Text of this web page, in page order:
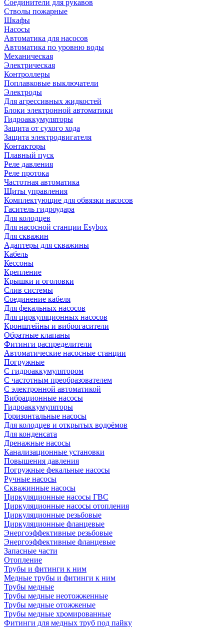
Соединители для рукавов
Стволы пожарные
Шкафы
Насосы
Автоматика для насосов
Автоматика по уровню воды
Механическая
Электрическая
Контроллеры
Поплавковые выключатели
Электроды
Для агрессивных жидкостей
Блоки электронной автоматики
Гидроаккумуляторы
Защита от сухого хода
Защита электродвигателя
Контакторы
Плавный пуск
Реле давления
Реле протока
Частотная автоматика
Щиты управления
Комплектующие для обвязки насосов
Гаситель гидроудара
Для колодцев
Для насосной станции Esybox
Для скважин
Адаптеры для скважины
Кабель
Кессоны
Крепление
Крышки и оголовки
Слив системы
Соединение кабеля
Для фекальных насосов
Для циркуляционных насосов
Кронштейны и виброгасители
Обратные клапаны
Фитинги распределители
Автоматические насосные станции
Погружные
С гидроаккумулятором
С частотным преобразователем
С электронной автоматикой
Вибрационные насосы
Гидроаккумуляторы
Горизонтальные насосы
Для колодцев и открытых водоёмов
Для конденсата
Дренажные насосы
Канализационные установки
Повышения давления
Погружные фекальные насосы
Ручные насосы
Скважинные насосы
Циркуляционные насосы ГВС
Циркуляционные насосы отопления
Циркуляционные резьбовые
Циркуляционные фланцевые
Энергоэффективные резьбовые
Энергоэффективные фланцевые
Запасные части
Отопление
Трубы и фитинги к ним
Медные трубы и фитинги к ним
Трубы медные
Трубы медные неотожженные
Трубы медные отожженые
Трубы медные хромированные
Фитинги для медных труб под пайку